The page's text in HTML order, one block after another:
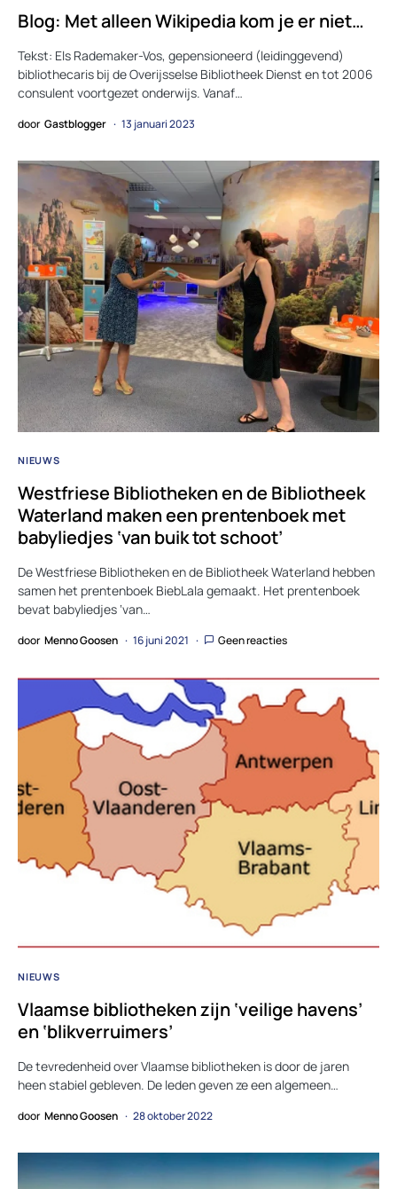
Blog: Met alleen Wikipedia kom je er niet…
Tekst: Els Rademaker-Vos, gepensioneerd (leidinggevend)
bibliothecaris bij de Overijsselse Bibliotheek Dienst en tot 2006
consulent voortgezet onderwijs. Vanaf…
door Gastblogger 13 januari 2023
NIEUWS
Westfriese Bibliotheken en de Bibliotheek
Waterland maken een prentenboek met
babyliedjes ‘van buik tot schoot’
De Westfriese Bibliotheken en de Bibliotheek Waterland hebben
samen het prentenboek BiebLala gemaakt. Het prentenboek
bevat babyliedjes ‘van…
door Menno Goosen 16 juni 2021 Geen reacties
NIEUWS
Vlaamse bibliotheken zijn ‘veilige havens’
en ‘blikverruimers’
De tevredenheid over Vlaamse bibliotheken is door de jaren
heen stabiel gebleven. De leden geven ze een algemeen…
door Menno Goosen 28 oktober 2022